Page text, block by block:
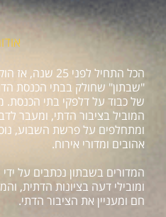
הכל התחיל לפני
"שבתון" שחולק בבתי הכנסת
של כבוד על דלפקי בתי הכנסת.
המוביל בציבור הדתי, ומעבר
ומתחלפים על פרשת השבוע,
אהובים ומדורי אירוח.
המדורים בשבתון נכתבים על
ומובילי דעה בציונות הדתית,
חם ומעניין את הציבור הדתי.